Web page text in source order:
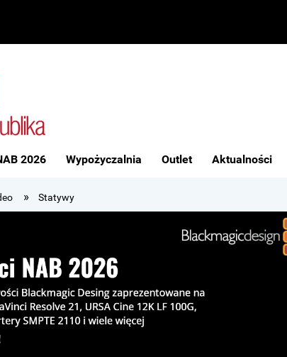
2026 Wypożyczalnia Outlet Aktualności
» Statywy